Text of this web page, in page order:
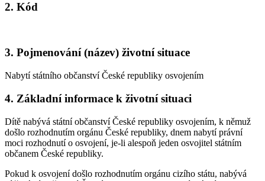
2. Kód
3. Pojmenování (název) životní situace
Nabytí státního občanství České republiky osvojením
4. Základní informace k životní situaci
Dítě nabývá státní občanství České republiky osvojením, k němuž
došlo rozhodnutím orgánu České republiky, dnem nabytí právní
moci rozhodnutí o osvojení, je-li alespoň jeden osvojitel státním
občanem České republiky.
Pokud k osvojení došlo rozhodnutím orgánu cizího státu, nabývá